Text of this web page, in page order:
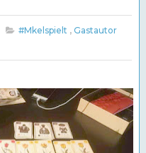
#Mkelspielt , Gastautor